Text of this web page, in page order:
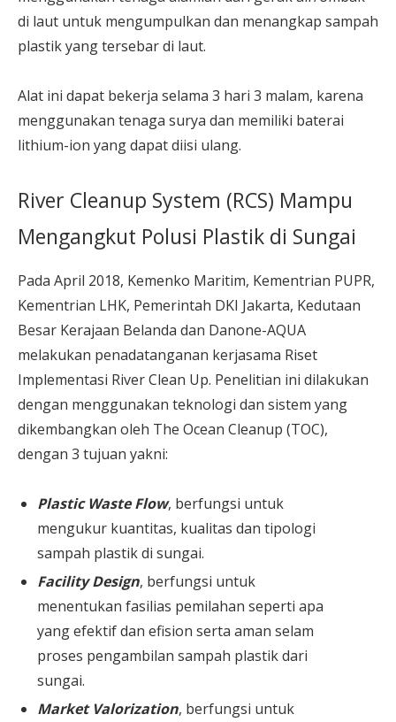
di laut untuk mengumpulkan dan menangkap sampah
plastik yang tersebar di laut.
Alat ini dapat bekerja selama 3 hari 3 malam, karena
menggunakan tenaga surya dan memiliki baterai
lithium-ion yang dapat diisi ulang.
River Cleanup System (RCS) Mampu
Mengangkut Polusi Plastik di Sungai
Pada April 2018, Kemenko Maritim, Kementrian PUPR,
Kementrian LHK, Pemerintah DKI Jakarta, Kedutaan
Besar Kerajaan Belanda dan Danone-AQUA
melakukan penadatanganan kerjasama Riset
Implementasi River Clean Up. Penelitian ini dilakukan
dengan menggunakan teknologi dan sistem yang
dikembangkan oleh The Ocean Cleanup (TOC),
dengan 3 tujuan yakni:
Plastic Waste Flow, berfungsi untuk
mengukur kuantitas, kualitas dan tipologi
sampah plastik di sungai.
Facility Design, berfungsi untuk
menentukan fasilias pemilahan seperti apa
yang efektif dan efision serta aman selam
proses pengambilan sampah plastik dari
sungai.
Market Valorization, berfungsi untuk